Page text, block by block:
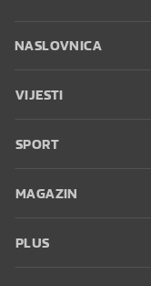
NASLOVNICA
VIJESTI
SPORT
MAGAZIN
PLUS